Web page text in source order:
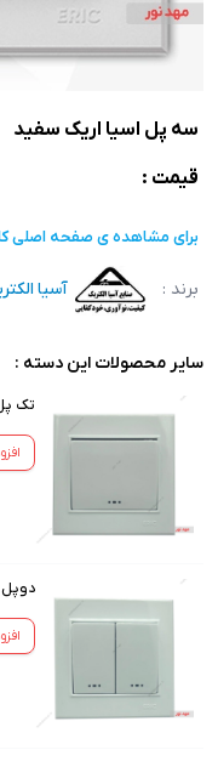
سه پل اسیا اریک سفید
قیمت :
برای مشاهده ی صفحه اصلی
برند : آسیا
سایر محصولات این دسته :
تک
دوپل